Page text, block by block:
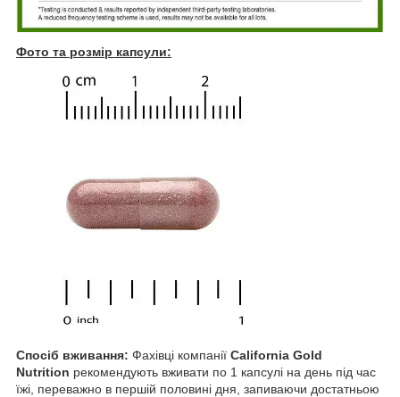
Фото та розмір капсули:
Спосіб вживання: Фахівці компанії California Gold
Nutrition рекомендують вживати по 1 капсулі на день під час
їжі, переважно в першій половині дня, запиваючи достатньою